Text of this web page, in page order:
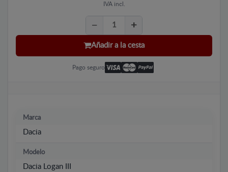
IVA incl.
Añadir a la cesta
Pago seguro
Marca
Dacia
Modelo
Dacia Logan III